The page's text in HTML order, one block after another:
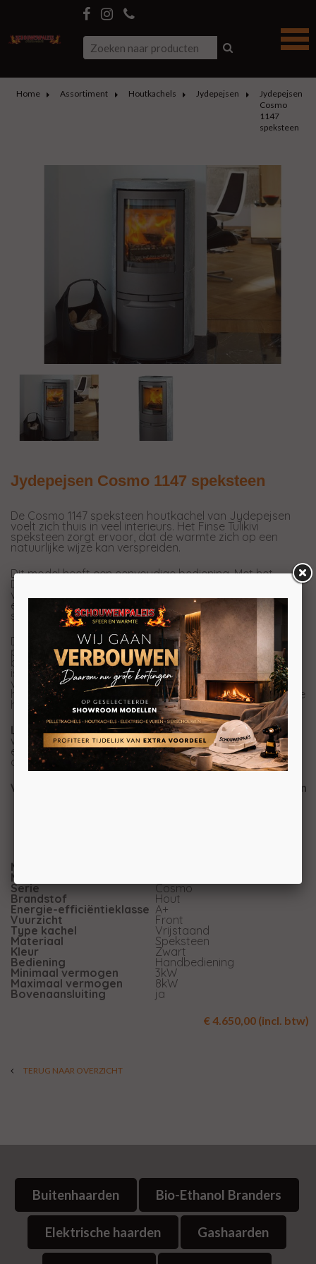
Home Assortiment Houtkachels Jydepejsen
Jydepejsen
Cosmo
1147
speksteen
Jydepejsen Cosmo 1147 speksteen
De Cosmo 1147 speksteen houtkachel van Jydepejsen
voelt zich thuis in veel interieurs. Het Finse Tulikivi
speksteen zorgt ervoor, dat de warmte zich op een
natuurlijke wijze kan verspreiden.
Dit model heeft een eenvoudige bediening. Met het
DuplicAir® luchtsysteem, wordt er voorverwarmde
verbrandingslucht in de kachel gebracht. Deze
eenvoudige bediening zorgt voor de primaire en
secundaire verbrandingslucht.
De verbrandingskamer is bekleed met vermiculite
panelen, deze zijn bestand tegen een directe
blootstelling aan vlammen tot 1100°C. De panelen
isoleren de verbrandingskamer, waardoor een hogere
verbrandingstemperatuur, betere ontgassing van het
hout en, als gevolg daarvan, een betere prestatie van de
houtkachel wordt bereikt.
Let op:Indien de kachel aan de bovenzijde
wordt aangesloten, is een afdekplaatje (meerprijs, zie
extra's) voor het afsluiten van de rookgasaansluiting
achter noodzakelijk.
Voor meer info kom naar onze showroom of bel even
Merk
Model
Serie Cosmo
Brandstof Hout
Energie-efficiëntieklasse A+
Vuurzicht Front
Type kachel Vrijstaand
Materiaal Speksteen
Kleur Zwart
Bediening Handbediening
Minimaal vermogen 3kW
Maximaal vermogen 8kW
Bovenaansluiting ja
€ 4.650,00 (incl. btw)
TERUG NAAR OVERZICHT
Buitenhaarden Bio-Ethanol Branders
Elektrische haarden Gashaarden